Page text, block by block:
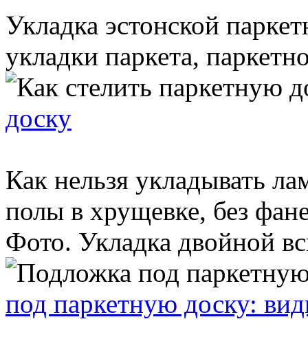
Укладка эстонской
укладки паркета,
доску
Как нельзя укладывать
полы в хрущевке, без
Фото. Укладка двойной
под паркетную доску: